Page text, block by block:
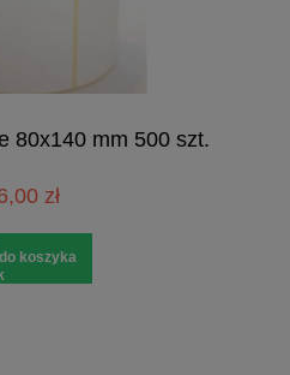
80x140 mm 500 szt.
zł
do koszyka